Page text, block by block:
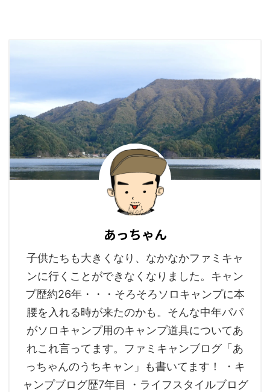
あっちゃん
子供たちも大きくなり、なかなかファミキャ
ンに行くことができなくなりました。キャン
プ歴約26年・・・そろそろソロキャンプに本
腰を入れる時が来たのかも。そんな中年パパ
がソロキャンプ用のキャンプ道具についてあ
れこれ言ってます。ファミキャンブログ「あ
っちゃんのうちキャン」も書いてます！ ・キ
ャンプブログ歴7年目 ・ライフスタイルブログ